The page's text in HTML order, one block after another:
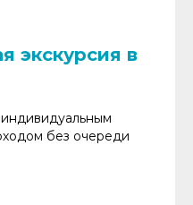
экскурсия в
без очереди